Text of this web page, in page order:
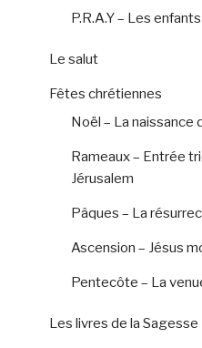
P.R.A.Y – Les
Le salut
Fêtes chrétiennes
Noël – La naissance
Rameaux – Entrée
Jérusalem
Pâques – La
Ascension – Jésus
Pentecôte – La
Les livres de la Sagesse